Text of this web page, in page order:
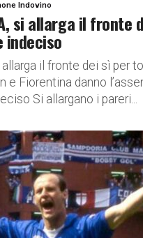
Indovino
si allarga il fronte
indeciso
allarga il fronte dei sì per
e Fiorentina danno
Si allargano i pareri...